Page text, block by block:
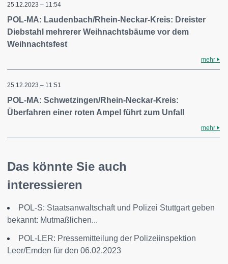
25.12.2023 – 11:54
POL-MA: Laudenbach/Rhein-Neckar-Kreis: Dreister
Diebstahl mehrerer Weihnachtsbäume vor dem
Weihnachtsfest
mehr
25.12.2023 – 11:51
POL-MA: Schwetzingen/Rhein-Neckar-Kreis:
Überfahren einer roten Ampel führt zum Unfall
mehr
Das könnte Sie auch
interessieren
POL-S: Staatsanwaltschaft und Polizei Stuttgart geben
bekannt: Mutmaßlichen...
POL-LER: Pressemitteilung der Polizeiinspektion
Leer/Emden für den 06.02.2023